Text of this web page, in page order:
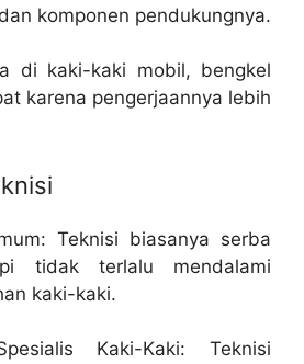
komponen pendukungnya.
di kaki-kaki mobil, bengkel
karena pengerjaannya lebih
Teknisi biasanya serba
tidak terlalu mendalami
kaki-kaki.
Kaki-Kaki: Teknisi